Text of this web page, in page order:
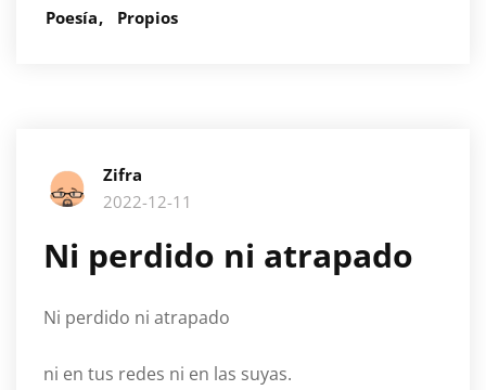
Poesía
Propios
Zifra
2022-12-11
Ni perdido ni atrapado
Ni perdido ni atrapado
ni en tus redes ni en las suyas.